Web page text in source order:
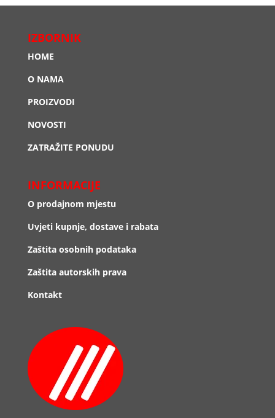
IZBORNIK
HOME
O NAMA
PROIZVODI
NOVOSTI
ZATRAŽITE PONUDU
INFORMACIJE
O prodajnom mjestu
Uvjeti kupnje, dostave i rabata
Zaštita osobnih podataka
Zaštita autorskih prava
Kontakt